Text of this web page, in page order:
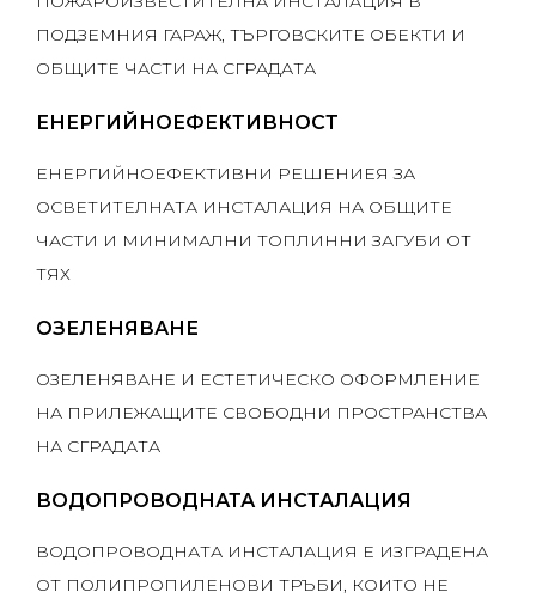
ПОДЗЕМНИЯ ГАРАЖ, ТЪРГОВСКИТЕ ОБЕКТИ И
ОБЩИТЕ ЧАСТИ НА СГРАДАТА
ЕНЕРГИЙНОЕФЕКТИВНОСТ
ЕНЕРГИЙНОЕФЕКТИВНИ РЕШЕНИЕЯ ЗА
ОСВЕТИТЕЛНАТА ИНСТАЛАЦИЯ НА ОБЩИТЕ
ЧАСТИ И МИНИМАЛНИ ТОПЛИННИ ЗАГУБИ ОТ
ТЯХ
ОЗЕЛЕНЯВАНЕ
ОЗЕЛЕНЯВАНЕ И ЕСТЕТИЧЕСКО ОФОРМЛЕНИЕ
НА ПРИЛЕЖАЩИТЕ СВОБОДНИ ПРОСТРАНСТВА
НА СГРАДАТА
ВОДОПРОВОДНАТА ИНСТАЛАЦИЯ
ВОДОПРОВОДНАТА ИНСТАЛАЦИЯ Е ИЗГРАДЕНА
ОТ ПОЛИПРОПИЛЕНОВИ ТРЪБИ, КОИТО НЕ